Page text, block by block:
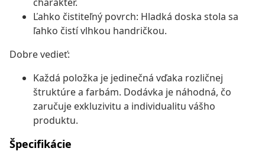
Ľahko čistiteľný povrch: Hladká doska stola sa
ľahko čistí vlhkou handričkou.
Dobre vedieť:
Každá položka je jedinečná vďaka rozličnej
štruktúre a farbám. Dodávka je náhodná, čo
zaručuje exkluzivitu a individualitu vášho
produktu.
Špecifikácie